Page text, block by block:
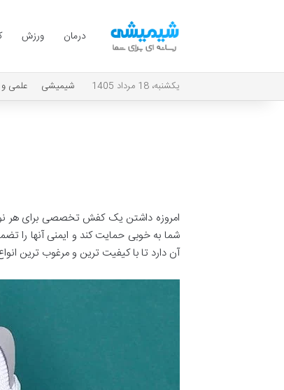
درمان ورزش
یکشنبه، 18 مرداد 1405 شیمیشی علمی
امروزه داشتن یک کفش تخصصی برای هر
شما به خوبی حمایت کند و ایمنی آنها را
آن دارد تا با کیفیت ترین و مرغوب ترین